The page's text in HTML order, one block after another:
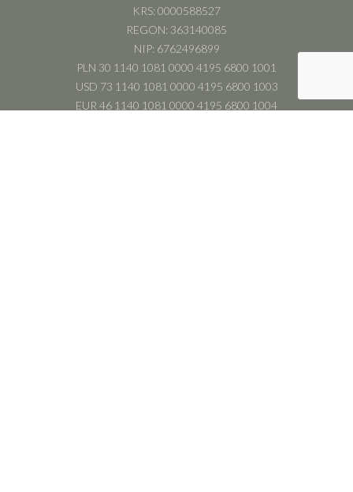
KRS: 0000588527
REGON: 363140085
NIP: 6762496899
PLN 30 1140 1081 0000 4195 6800 1001
USD 73 1140 1081 0000 4195 6800 1003
EUR 46 1140 1081 0000 4195 6800 1004